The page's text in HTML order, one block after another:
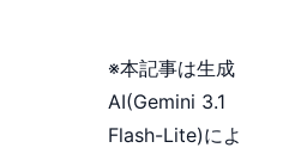
※本記事は生成
AI(Gemini 3.1
Flash-Lite)によ